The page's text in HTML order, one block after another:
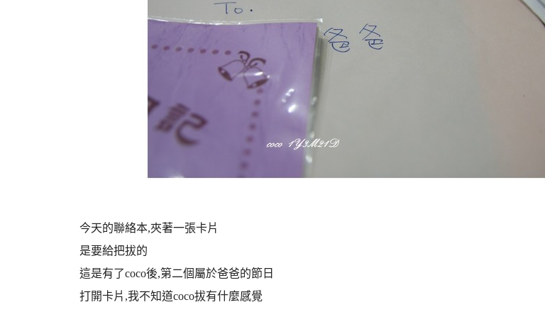
今天的聯絡本,夾著一張卡片
是要給把拔的
這是有了coco後,第二個屬於爸爸的節日
打開卡片,我不知道coco拔有什麼感覺